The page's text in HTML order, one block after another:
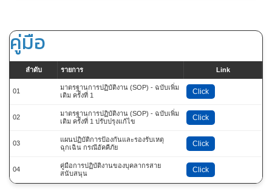
คู่มือ
ลำดับ รายการ Link
01
มาตรฐานการปฏิบัติงาน (SOP) - ฉบับเพิ่ม
เติม ครั้งที่ 1
Click
02
มาตรฐานการปฏิบัติงาน (SOP) - ฉบับเพิ่ม
เติม ครั้งที่ 1 ปรับปรุงแก้ไข
Click
03
แผนปฏิบัติการป้องกันและรองรับเหตุ
ฉุกเฉิน กรณีอัคคีภัย
Click
04
คู่มือการปฏิบัติงานของบุคลากรสาย
สนับสนุน
Click